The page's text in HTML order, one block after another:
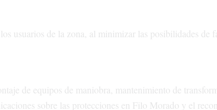
usuarios de la zona, al minimizar las posibilidades de
de equipos de maniobra, mantenimiento de
sobre las protecciones en Filo Morado y el